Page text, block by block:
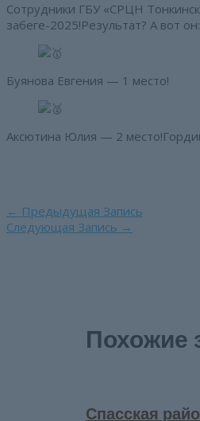
Сотрудники ГБУ «СРЦН
забеге-2025!Результат? А вот он:
Буянова Евгения — 1 место!
Аксютина Юлия — 2
Навигация
по
← Предыдущая Запись
Следующая Запись →
Похожие
Спасская